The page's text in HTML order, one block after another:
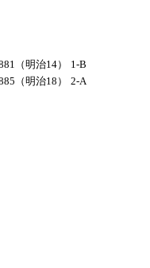
（明治14）
1-B
（明治18） 2-A